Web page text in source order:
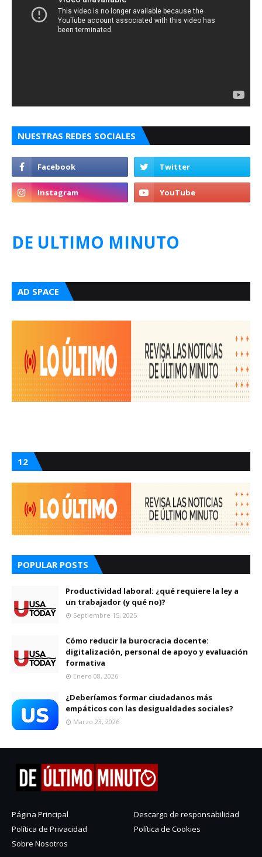
NUESTRAS REDES SOCIALES
DE ULTIMO MINUTO
AD SPACE
12
POPULAR POSTS
Productividad laboral: ¿qué requiere la ley a
un trabajador (y qué no)?
Septiembre 15, 2025
Cómo reducir la burocracia docente:
digitalización, personal de apoyo y evaluación
formativa
Enero 08, 2026
¿Deberíamos formar ciudadanos más
empáticos con las desigualdades sociales?
Marzo 23, 2026
Página Principal
Descargo de responsabilidad
Política de Privacidad
Política de Cookies
Sobre Nosotros